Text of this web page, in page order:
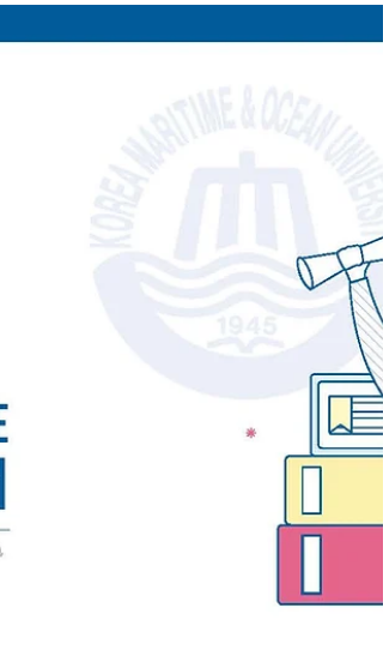
한국교원자격 - 캐나다교원
자격전환 경험담 사연 모집